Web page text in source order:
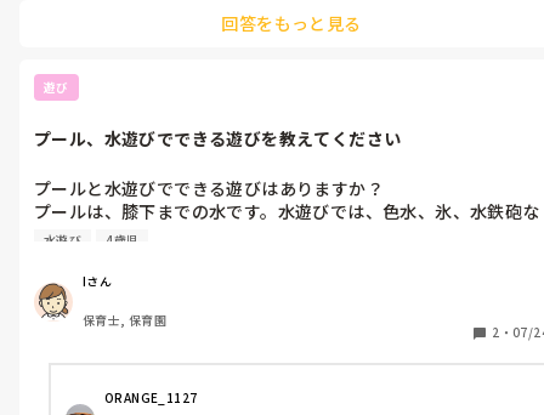
・自己主張や甘えのバランス
・就学に向けて今大切にしたいこと（まだ先だけど少し意識）
しやすいかなと思います。
テーマを少し絞って「みんなで共有→少し話す」くらいの流れで
も、まとまりやすいかもです。
あと個人的には、最後に
「うちの子のいいところを一言」
われておすすめです✨
応援してます。
回答をもっと見る
遊び
プール、水遊びでできる遊びを教えてください
プールと水遊びでできる遊びはありますか？
プールは、膝下までの水です。水遊びでは、色水、氷、水鉄砲な
どなどしました😣他にありますか？
水遊び 4歳児
Iさん
保育士, 保育園
2 ・ 07/
ORANGE_1127